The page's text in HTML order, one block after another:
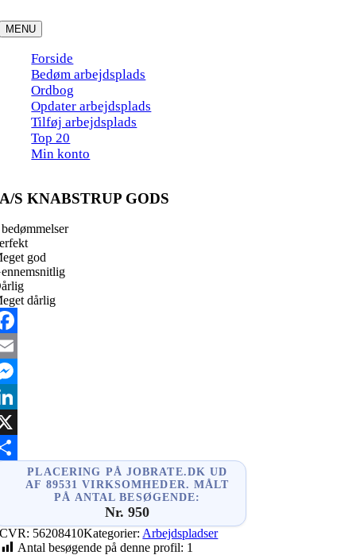
to
content
MENU
Forside
Bedøm arbejdsplads
Ordbog
Opdater arbejdsplads
Tilføj arbejdsplads
Top 20
Min konto
A/S KNABSTRUP GODS
god
dårlig
PLACERING PÅ JOBRATE.DK UD
AF 89531 VIRKSOMHEDER. MÅLT
PÅ ANTAL BESØGENDE:
Nr. 950
CVR: 56208410Kategorier: Arbejdspladser
Antal besøgende på denne profil: 1